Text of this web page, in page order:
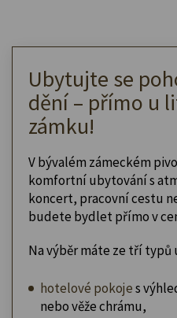
Ubytujte se
dění – přímo u
zámku!
V bývalém zámeckém
komfortní ubytování s
koncert, pracovní cestu
budete bydlet přímo v
Na výběr máte ze tří typů
hotelové pokojes
nebo věže chrámu,